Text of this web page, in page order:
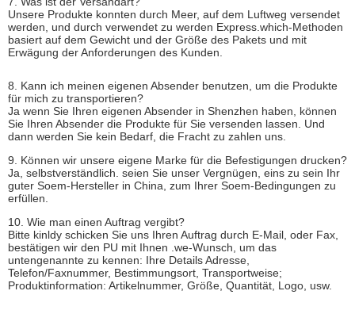
Unsere Produkte konnten durch Meer, auf dem Luftweg versendet
werden, und durch verwendet zu werden Express.which-Methoden
basiert auf dem Gewicht und der Größe des Pakets und mit
Erwägung der Anforderungen des Kunden.
8. Kann ich meinen eigenen Absender benutzen, um die Produkte
für mich zu transportieren?
Ja wenn Sie Ihren eigenen Absender in Shenzhen haben, können
Sie Ihren Absender die Produkte für Sie versenden lassen. Und
dann werden Sie kein Bedarf, die Fracht zu zahlen uns.
9. Können wir unsere eigene Marke für die Befestigungen drucken?
Ja, selbstverständlich. seien Sie unser Vergnügen, eins zu sein Ihr
guter Soem-Hersteller in China, zum Ihrer Soem-Bedingungen zu
erfüllen.
10. Wie man einen Auftrag vergibt?
Bitte kinldy schicken Sie uns Ihren Auftrag durch E-Mail, oder Fax,
bestätigen wir den PU mit Ihnen .we-Wunsch, um das
untengenannte zu kennen: Ihre Details Adresse,
Telefon/Faxnummer, Bestimmungsort, Transportweise;
Produktinformation: Artikelnummer, Größe, Quantität, Logo, usw.